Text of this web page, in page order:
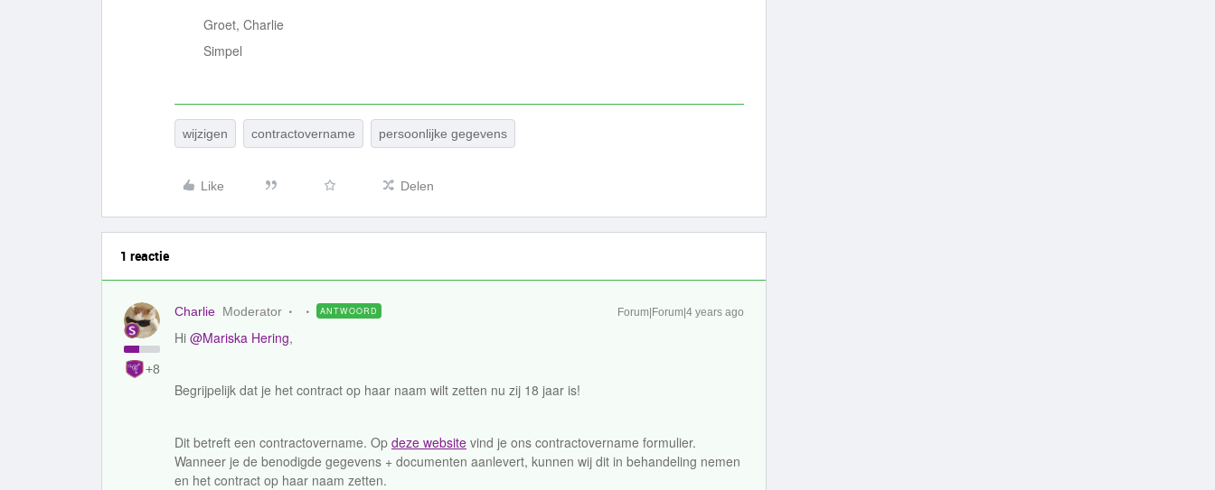
Groet, Charlie
Simpel
wijzigen contractovername persoonlijke gegevens
Like Delen
1 reactie
+8
Charlie Moderator ANTWOORD Forum|Forum|4 years ago
Hi @Mariska Hering,
Begrijpelijk dat je het contract op haar naam wilt zetten nu zij 18 jaar is!
Dit betreft een contractovername. Op deze website vind je ons contractovername formulier.
Wanneer je de benodigde gegevens + documenten aanlevert, kunnen wij dit in behandeling nemen
en het contract op haar naam zetten.